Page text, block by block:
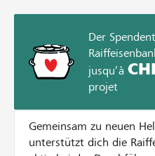
Der
jusqu’à
projet
Gemeinsam zu neuen
unterstützt dich die